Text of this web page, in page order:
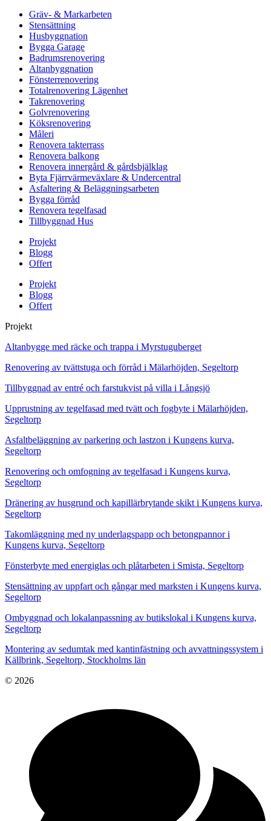
Gräv- & Markarbeten
Stensättning
Husbyggnation
Bygga Garage
Badrumsrenovering
Altanbyggnation
Fönsterrenovering
Totalrenovering Lägenhet
Takrenovering
Golvrenovering
Köksrenovering
Måleri
Renovera takterrass
Renovera balkong
Renovera innergård & gårdsbjälklag
Byta Fjärrvärmeväxlare & Undercentral
Asfaltering & Beläggningsarbeten
Bygga förråd
Renovera tegelfasad
Tillbyggnad Hus
Projekt
Blogg
Offert
Projekt
Blogg
Offert
Projekt
Altanbygge med räcke och trappa i Myrstuguberget
Renovering av tvättstuga och förråd i Mälarhöjden, Segeltorp
Tillbyggnad av entré och farstukvist på villa i Långsjö
Upprustning av tegelfasad med tvätt och fogbyte i Mälarhöjden,
Segeltorp
Asfaltbeläggning av parkering och lastzon i Kungens kurva,
Segeltorp
Renovering och omfogning av tegelfasad i Kungens kurva,
Segeltorp
Dränering av husgrund och kapillärbrytande skikt i Kungens kurva,
Segeltorp
Takomläggning med ny underlagspapp och betongpannor i
Kungens kurva, Segeltorp
Fönsterbyte med energiglas och plåtarbeten i Smista, Segeltorp
Stensättning av uppfart och gångar med marksten i Kungens kurva,
Segeltorp
Ombyggnad och lokalanpassning av butikslokal i Kungens kurva,
Segeltorp
Montering av sedumtak med kantinfästning och avvattningssystem i
Källbrink, Segeltorp, Stockholms län
© 2026